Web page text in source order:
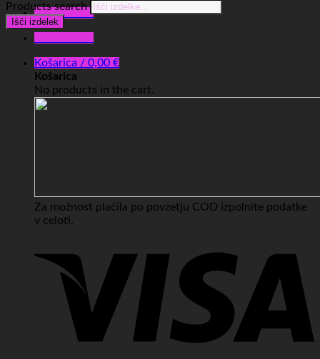
Glavni meni
Košarica / 0,00 €
Košarica
No products in the cart.
Za možnost plačila po povzetju COD izpolnite podatke
v celoti.
Products search
Išči izdelek